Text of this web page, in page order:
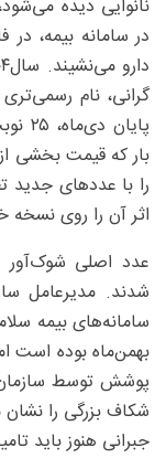
نانوایی دیده
در سامانه بیمه،
گرانی، نام
اثر آن را روی
شدند. مدیرعامل
سامانه‌های بیمه
بهمن‌ماه بوده است
پوشش توسط سازمان
شکاف بزرگی را
جبرانی هنوز باید